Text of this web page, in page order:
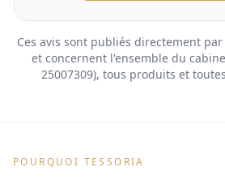
Ces avis sont publiés directement
et concernent l'ensemble du
25007309), tous produits et
POURQUOI TESSORIA